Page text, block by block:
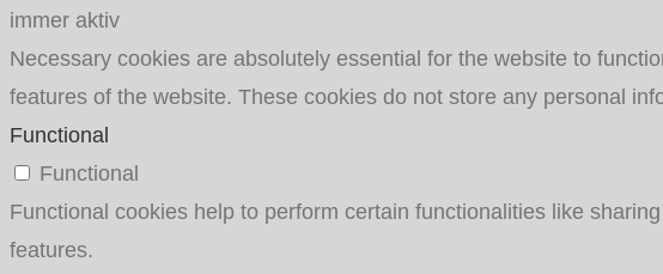
immer aktiv
Necessary cookies are absolutely essential for the website to
features of the website. These cookies do not store any personal
Functional
Functional
Functional cookies help to perform certain functionalities like
features.